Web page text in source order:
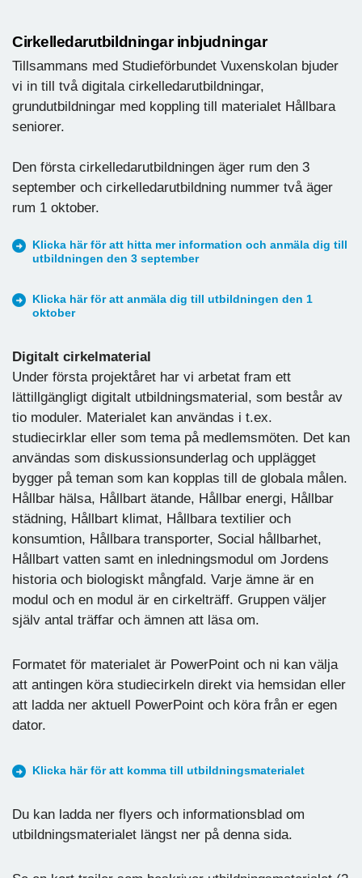
Cirkelledarutbildningar inbjudningar
Tillsammans med Studieförbundet Vuxenskolan bjuder
vi in till två digitala cirkelledarutbildningar,
grundutbildningar med koppling till materialet Hållbara
seniorer.
Den första cirkelledarutbildningen äger rum den 3
september och cirkelledarutbildning nummer två äger
rum 1 oktober.
Klicka här för att hitta mer information och anmäla dig till
utbildningen den 3 september
Klicka här för att anmäla dig till utbildningen den 1
oktober
Digitalt cirkelmaterial
Under första projektåret har vi arbetat fram ett
lättillgängligt digitalt utbildningsmaterial, som består av
tio moduler. Materialet kan användas i t.ex.
studiecirklar eller som tema på medlemsmöten. Det kan
användas som diskussionsunderlag och upplägget
bygger på teman som kan kopplas till de globala målen.
Hållbar hälsa, Hållbart ätande, Hållbar energi, Hållbar
städning, Hållbart klimat, Hållbara textilier och
konsumtion, Hållbara transporter, Social hållbarhet,
Hållbart vatten samt en inledningsmodul om Jordens
historia och biologiskt mångfald. Varje ämne är en
modul och en modul är en cirkelträff. Gruppen väljer
själv antal träffar och ämnen att läsa om.
Formatet för materialet är PowerPoint och ni kan välja
att antingen köra studiecirkeln direkt via hemsidan eller
att ladda ner aktuell PowerPoint och köra från er egen
dator.
Klicka här för att komma till utbildningsmaterialet
Du kan ladda ner flyers och informationsblad om
utbildningsmaterialet längst ner på denna sida.